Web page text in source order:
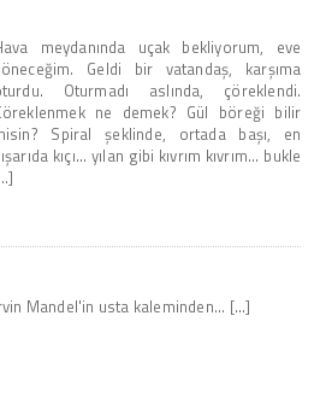
meydanında uçak bekliyorum, eve
Geldi bir vatandaş, karşıma
Oturmadı aslında, çöreklendi.
ne demek? Gül böreği bilir
Spiral şeklinde, ortada başı, en
kıçı... yılan gibi kıvrım kıvrım... bukle
Mandel'in usta kaleminden... [...]